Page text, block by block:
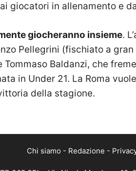
giocatori in allenamento e
giocheranno insieme.
Pellegrini (fischiato a
Baldanzi, che
in Under 21. La Roma
della stagione.
Chi siamo - Redazione -